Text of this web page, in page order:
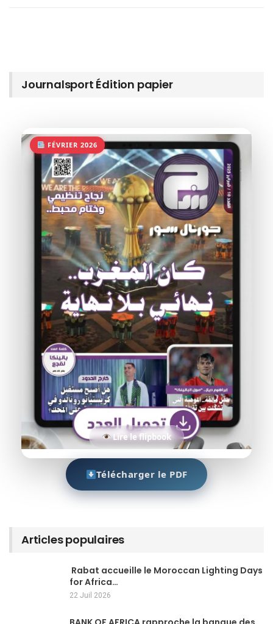
Journalsport Édition papier
FÉVRIER 2026
Lire le flipbook
Télécharger le PDF
Articles populaires
Rabat accueille le Moroccan Lighting Days
for Africa…
22 Juil 2026